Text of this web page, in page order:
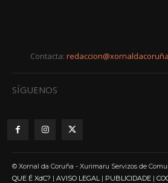
Contacta:
SÍGUENOS
© Xornal da Coruña - Xurimaru Servizos de
QUE É XdC? | AVISO LEGAL | PUBLICIDADE |